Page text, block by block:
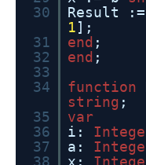
30
Result
1];
31
end ;
32
end ;
33
34
function
string ;
35
var
36
i:
37
a:
38
x: